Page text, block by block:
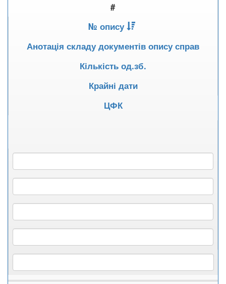
#
№ опису
Анотація складу документів опису справ
Кількість од.зб.
Крайні дати
ЦФК